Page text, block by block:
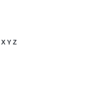
X Y Z